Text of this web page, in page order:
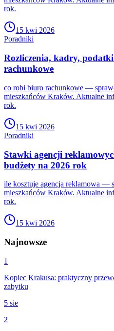
rok.
15 kwi 2026
Poradniki
Rozliczenia, kadry,
rachunkowe
co robi biuro rachunkowe —
mieszkańców Kraków. Aktualne
rok.
15 kwi 2026
Poradniki
Stawki agencji
budżety na 2026 rok
ile kosztuje agencja reklamowa —
mieszkańców Kraków. Aktualne
rok.
15 kwi 2026
Najnowsze
1
Kopiec Krakusa: praktyczny
zabytku
5 sie
2